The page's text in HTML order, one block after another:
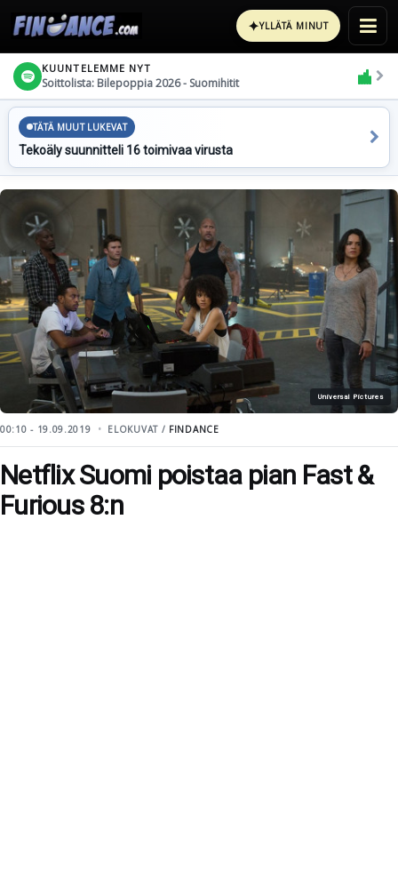
✦YLLÄTÄ MINUT
KUUNTELEMME NYT
Soittolista: Bilepoppia 2026 - Suomihitit
TÄTÄ MUUT LUKEVAT
Tekoäly suunnitteli 16 toimivaa virusta
Universal Pictures
00:10 - 19.09.2019 ELOKUVAT / FINDANCE
Netflix Suomi poistaa pian Fast &
Furious 8:n